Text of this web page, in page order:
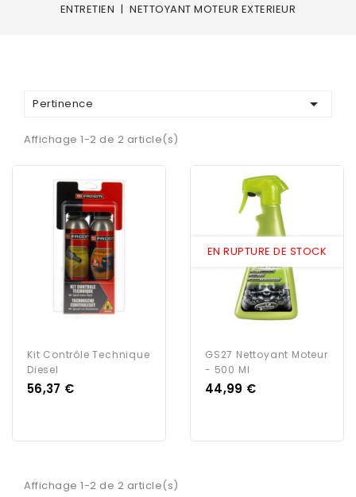
ENTRETIEN
NETTOYANT MOTEUR EXTERIEUR
Pertinence 
Affichage 1-2 de 2 article(s)
Kit Contrôle Technique
Diesel
Prix
56,37 €
EN RUPTURE DE STOCK
GS27 Nettoyant Moteur
- 500 Ml
Prix
44,99 €
Affichage 1-2 de 2 article(s)